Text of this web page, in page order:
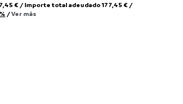
€ / Importe total adeudado177,45 € /
/Ver más